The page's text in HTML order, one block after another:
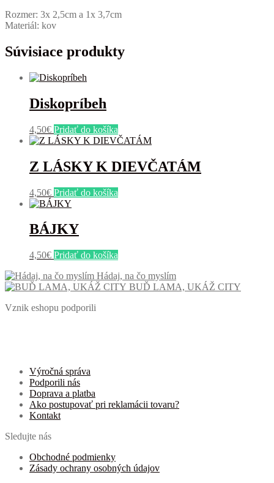
Rozmer: 3x 2,5cm a 1x 3,7cm
Materiál: kov
Súvisiace produkty
Diskopríbeh
4,50€ Pridať do košíka
Z LÁSKY K DIEVČATÁM
4,50€ Pridať do košíka
BÁJKY
4,50€ Pridať do košíka
Hádaj, na čo myslím
BUĎ LAMA, UKÁŽ CITY
Vznik eshopu podporili
Výročná správa
Podporili nás
Doprava a platba
Ako postupovať pri reklamácii tovaru?
Kontakt
Sledujte nás
Obchodné podmienky
Zásady ochrany osobných údajov